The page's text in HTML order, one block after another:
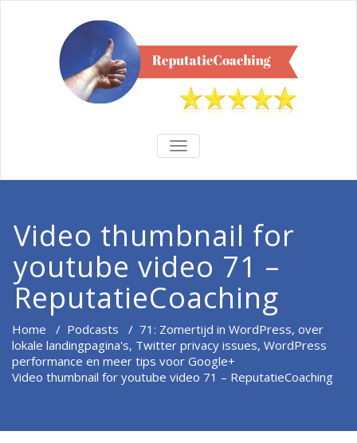
TOGGLE
Video thumbnail for
youtube video 71 –
ReputatieCoaching
Home / Podcasts / 71: Zomertijd in WordPress, over
lokale landingpagina's, Twitter privacy issues, WordPress
performance en meer tips voor Google+
Video thumbnail for youtube video 71 – ReputatieCoaching